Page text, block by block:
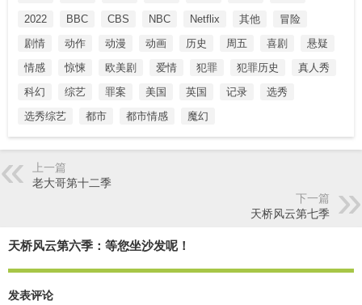
2022
BBC CBS NBC Netflix 其他
冒险
剧情
动作 动漫 动画 历史 周五 喜剧
悬疑
情感
惊悚 欧美剧 爱情 犯罪 犯罪历史
真人秀
科幻
综艺 罪案 美国 英国 记录
选秀
选秀综艺
都市 都市情感 魔幻
上一篇
老大哥第十二季
下一篇
天桥风云第七季
天桥风云第六季：等您坐沙发呢！
发表评论